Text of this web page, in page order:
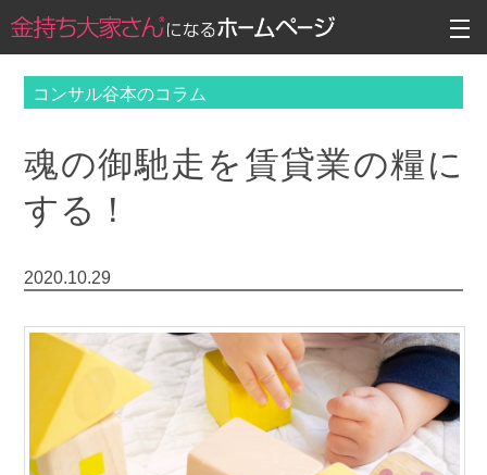
コンサル谷本のコラム
魂の御馳走を賃貸業の糧に
する！
2020.10.29